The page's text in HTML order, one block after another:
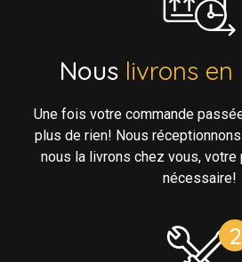
Nous livrons en
Une fois votre commande
plus de rien! Nous
nous la livrons chez vous, votre
nécessaire!